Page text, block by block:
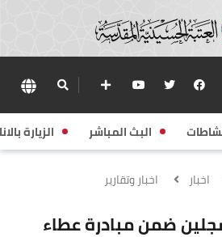
البث المباشر الزيارة
اخبار اخبار وتقارير
ضمن مبادرة عطاء